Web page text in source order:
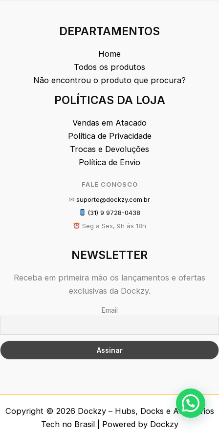
DEPARTAMENTOS
Home
Todos os produtos
Não encontrou o produto que procura?
POLÍTICAS DA LOJA
Vendas em Atacado
Política de Privacidade
Trocas e Devoluções
Política de Envio
FALE CONOSCO
✉ suporte@dockzy.com.br
(31) 9 9728-0438
Seg a Sex, 9h às 18h
NEWSLETTER
Receba em primeira mão os lançamentos e ofertas
exclusivas da Dockzy.
Email
Copyright © 2026 Dockzy – Hubs, Docks e Acessórios
Tech no Brasil | Powered by Dockzy